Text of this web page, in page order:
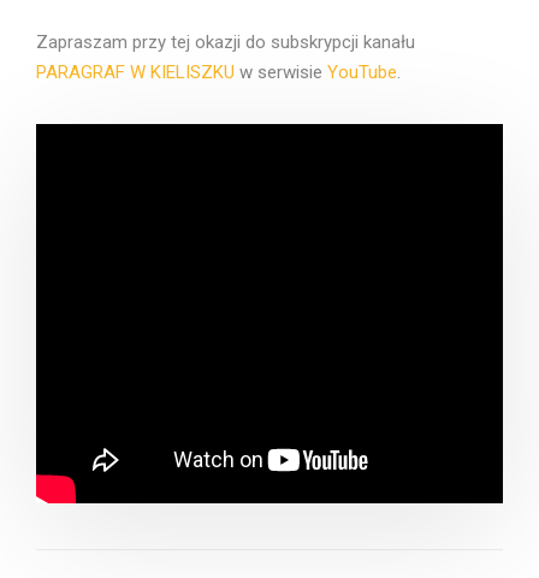
Zapraszam przy tej okazji do subskrypcji kanału
PARAGRAF W KIELISZKU w serwisie YouTube.